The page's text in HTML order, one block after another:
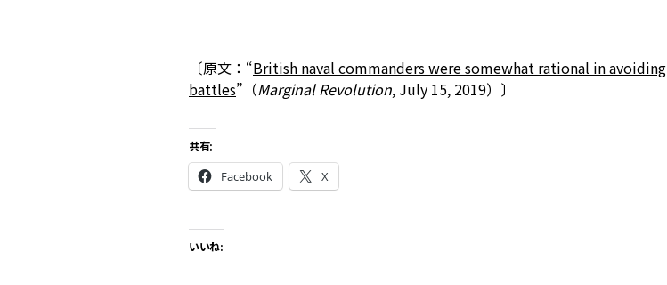
〔原文：“British naval commanders were somewhat rational in avoiding
battles”（Marginal Revolution, July 15, 2019）〕
共有:
Facebook X
いいね: